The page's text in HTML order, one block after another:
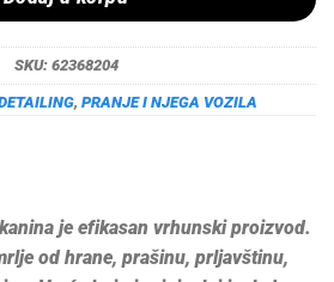
SKU: 62368204
, PRANJE I NJEGA VOZILA
je efikasan vrhunski proizvod.
od hrane, prašinu, prljavštinu,